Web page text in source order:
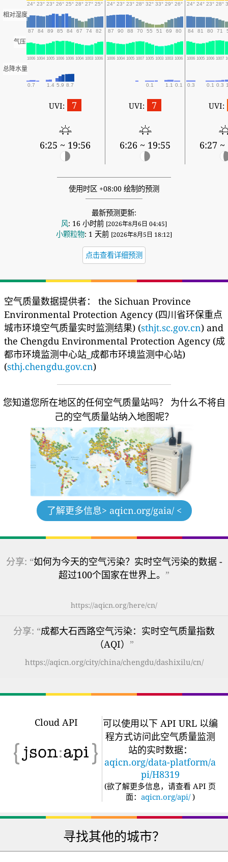
24° 23° 23° 26° 25° 28° 27° 25° 24° 23° 23° 28° 32° 33° 29° 26° 24° 24° 23° 28°
相对湿度
87 84 89 85 84 67 74 82 87 90 88 70 55 51 69 80 84 81 80 71
气压
1006 1004 1005 1006 1006 1004 1003 1006 1006 1004 1005 1007 1005 1003 1003 1006 1006 1005 1006 1007
总降水量
0.7 1.4 5.9 8.7 0.1 1.1 0.1 0.3 0.1 0.3
UVI: 7
6:25 ~ 19:56
UVI: 7
6:26 ~ 19:55
UVI:
6:27 ~
使用时区 +08:00 绘制的预测
最新预测更新:
风: 16 小时前 [2026年8月6日 04:45]
小颗粒物: 1 天前 [2026年8月5日 18:12]
点击查看详细预测
空气质量数据提供者：
the Sichuan Province
Environmental Protection Agency (四川省环保重点
城市环境空气质量实时监测结果) (sthjt.sc.gov.cn) and
the Chengdu Environmental Protection Agency (成
都市环境监测中心站_成都市环境监测中心站)
(sthj.chengdu.gov.cn)
您知道您所在地区的任何空气质量站吗？
为什么不将自
己的空气质量站纳入地图呢？
了解更多信息> aqicn.org/gaia/ <
分享: “如何为今天的空气污染？实时空气污染的数据 -
超过100个国家在世界上。 ”
https://aqicn.org/here/cn/
分享: “成都大石西路空气污染：实时空气质量指数
（AQI） ”
https://aqicn.org/city/china/chengdu/dashixilu/cn/
Cloud API
可以使用以下 API URL 以编
程方式访问此空气质量监测
站的实时数据：
aqicn.org/data-platform/a
pi/H8319
(欲了解更多信息，请查看 API 页
面： aqicn.org/api/ )
寻找其他的城市？